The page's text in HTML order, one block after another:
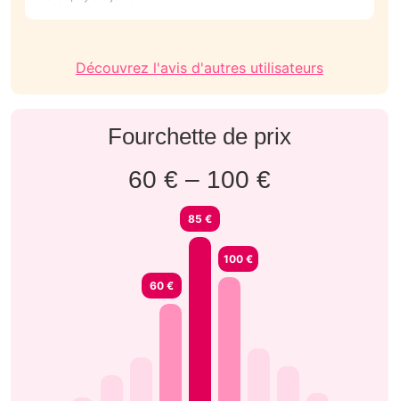
Découvrez l'avis d'autres utilisateurs
Fourchette de prix
60 € – 100 €
60 €
85 €
100 €